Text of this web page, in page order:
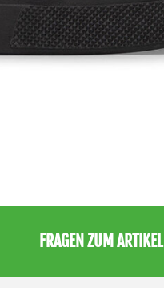
FRAGEN ZUM ARTIKEL